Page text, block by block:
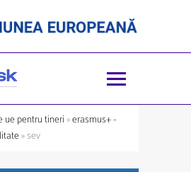
ue pentru tineri»erasmus+ -
» sev